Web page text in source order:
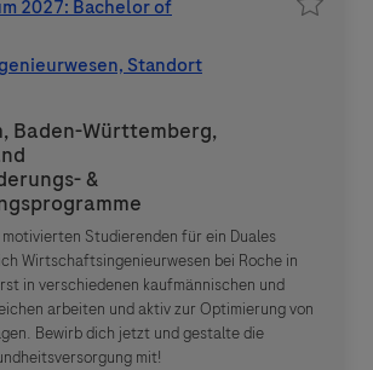
2027: Bachelor of
Standort
Baden-Württemberg,
&
Studierenden für ein Duales
Wirtschaftsingenieurwesen bei Roche in
in verschiedenen kaufmännischen und
arbeiten und aktiv zur Optimierung von
Bewirb dich jetzt und gestalte die
mit!
Job